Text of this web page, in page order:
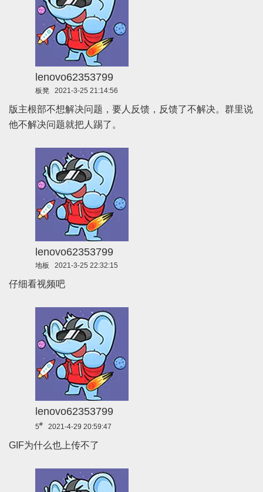
lenovo62353799
板凳 2021-3-25 21:14:56
版主根部不想解决问题，要人反馈，反馈了不解决。群里说
他不解决问题就把人踢了。
lenovo62353799
地板 2021-3-25 22:32:15
仔细看视频吧
lenovo62353799
5# 2021-4-29 20:59:47
GIF为什么也上传不了